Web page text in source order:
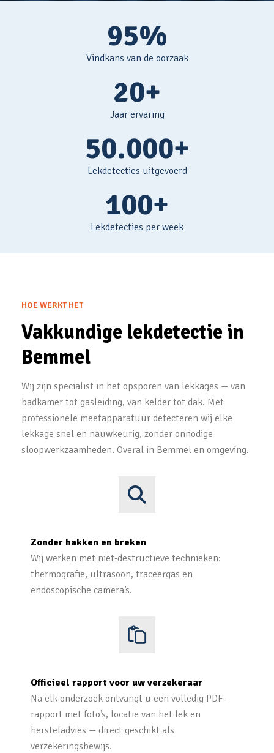
95%
Vindkans van de oorzaak
20+
Jaar ervaring
50.000+
Lekdetecties uitgevoerd
100+
Lekdetecties per week
HOE WERKT HET
Vakkundige lekdetectie in
Bemmel
Wij zijn specialist in het opsporen van lekkages — van
badkamer tot gasleiding, van kelder tot dak. Met
professionele meetapparatuur detecteren wij elke
lekkage snel en nauwkeurig, zonder onnodige
sloopwerkzaamheden. Overal in Bemmel en omgeving.
Zonder hakken en breken
Wij werken met niet-destructieve technieken:
thermografie, ultrasoon, traceergas en
endoscopische camera’s.
Officieel rapport voor uw verzekeraar
Na elk onderzoek ontvangt u een volledig PDF-
rapport met foto’s, locatie van het lek en
hersteladvies — direct geschikt als
verzekeringsbewijs.